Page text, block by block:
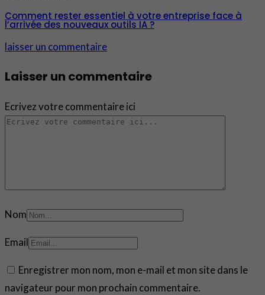
Comment rester essentiel à votre entreprise face à
l’arrivée des nouveaux outils IA ?
laisser un commentaire
Laisser un commentaire
Ecrivez votre commentaire ici
Nom
Email
Enregistrer mon nom, mon e-mail et mon site dans le
navigateur pour mon prochain commentaire.